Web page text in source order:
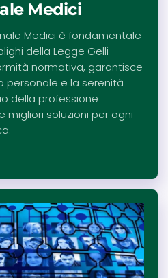
Medici
Medici è fondamentale
della Legge Gelli-
normativa, garantisce
personale e la serenità
della professione
migliori soluzioni per ogni